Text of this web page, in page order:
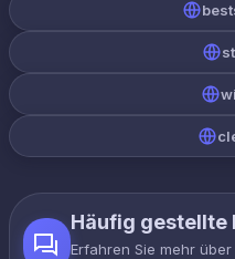
Häufig gestellte
Erfahren Sie mehr